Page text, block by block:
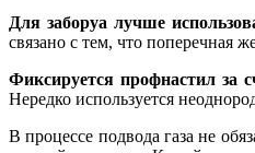
Для заборуа лучше
связано с тем, что поперечная
Фиксируется профнастил за
Нередко используется
В процессе подвода газа не